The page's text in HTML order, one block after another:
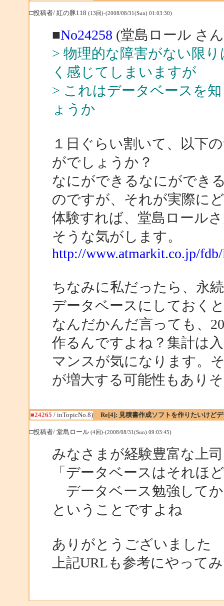
□投稿者/ 紅の豚118 (13回)-(2008/08/31(Sun) 01:03:30)
■No24258 (堂島ロール さ
> 物理的な障害がない限
く感じてしまいますが
> これはデータベースを
ょうか
１日ぐらい割いて、以下
がでしょうか？
なにができるなにができ
のですが、それが実際に
体験すれば、堂島ロール
そうな気がします。
http://www.atmarkit.co.jp/
ちなみに私だったら、永
データベースにしておく
なんだかんだ言っても、
作るんですよね？集計は
マンスが気になります。
が増大する可能性もあり
■24265 / inTopicNo.8) Re[4]: 見積書作成ソフトを作りたいけど
□投稿者/ 堂島ロール (4回)-(2008/08/31(Sun) 09:03:45)
みなさまが経験豊富な上
「データベースはそれほ
データベース勉強して
ということですよね
ありがとうございました
上記URLも参考にやって